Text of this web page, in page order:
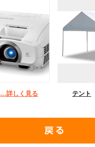
…詳しく見る テント